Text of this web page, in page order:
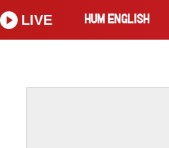
HUM ENGLISH
LIVE